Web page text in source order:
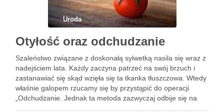
Uroda
Otyłość oraz odchudzanie
Szaleństwo związane z doskonałą sylwetką nasila się wraz z
nadejściem lata. Każdy zaczyna patrzeć na swój brzuch i
zastanawiać się skąd wzięła się ta tkanka tłuszczowa. Wtedy
właśnie galopem rzucamy się by przystąpić do operacji
„Odchudzanie. Jednak ta metoda zazwyczaj odbije się na